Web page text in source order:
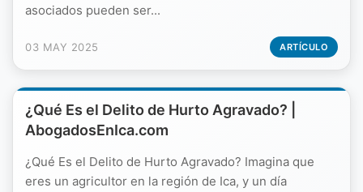
asociados pueden ser...
03 MAY 2025 ARTÍCULO
¿Qué Es el Delito de Hurto Agravado? |
AbogadosEnIca.com
¿Qué Es el Delito de Hurto Agravado? Imagina que
eres un agricultor en la región de Ica, y un día